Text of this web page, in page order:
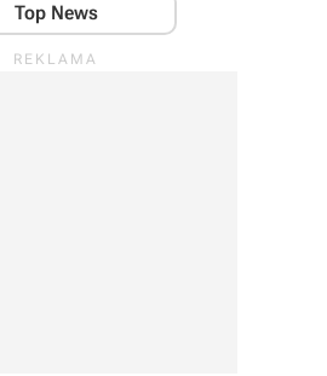
Top News